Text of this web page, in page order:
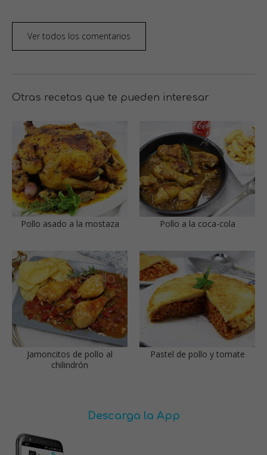
Ver todos los comentarios
Otras recetas que te pueden interesar
Pollo asado a la mostaza Pollo a la coca-cola
Jamoncitos de pollo al
chilindrón
Pastel de pollo y tomate
Descarga la App